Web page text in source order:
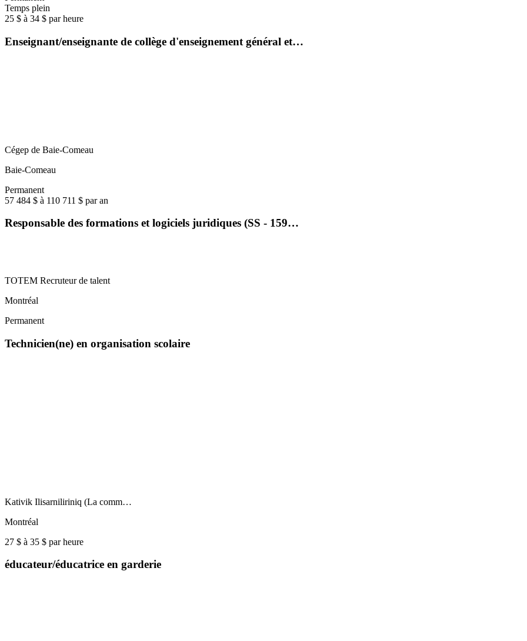
Temps plein
25 $ à 34 $ par heure
Enseignant/enseignante de collège d'enseignement général et…
Cégep de Baie-Comeau
Baie-Comeau
Permanent
57 484 $ à 110 711 $ par an
Responsable des formations et logiciels juridiques (SS - 159…
TOTEM Recruteur de talent
Montréal
Permanent
Technicien(ne) en organisation scolaire
Kativik Ilisarniliriniq (La comm…
Montréal
27 $ à 35 $ par heure
éducateur/éducatrice en garderie